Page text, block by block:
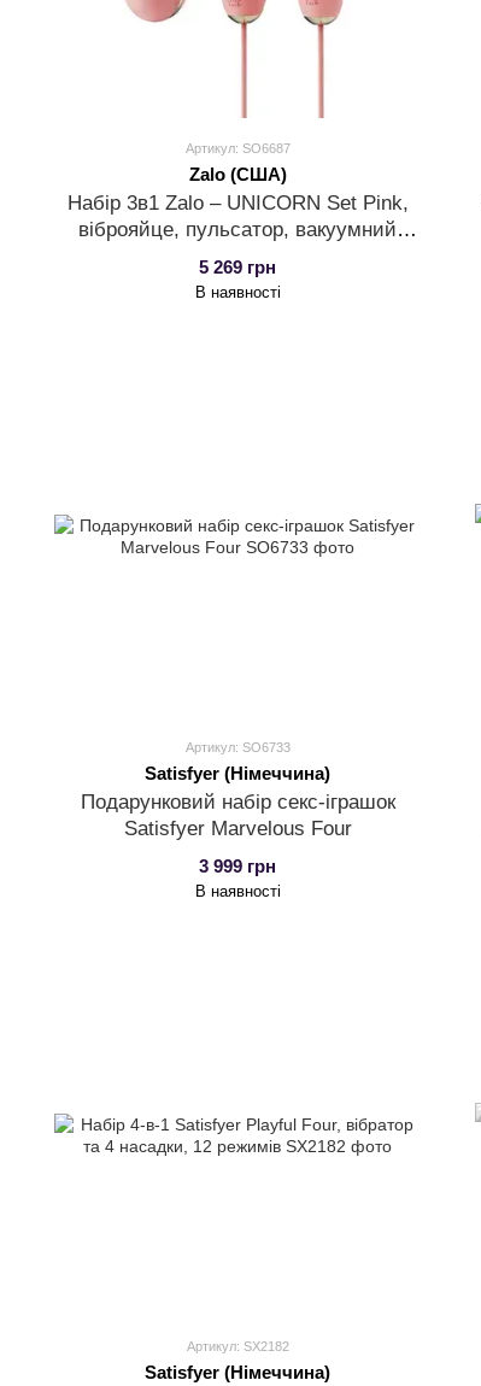
Артикул: SO6687
Zalo (США)
Набір 3в1 Zalo – UNICORN Set Pink,
віброяйце, пульсатор, вакуумний
стимулятор
5 269 грн
В наявності
Артикул: SO6733
Satisfyer (Німеччина)
Подарунковий набір секс-іграшок
Satisfyer Marvelous Four
3 999 грн
В наявності
Артикул: SX2182
Satisfyer (Німеччина)